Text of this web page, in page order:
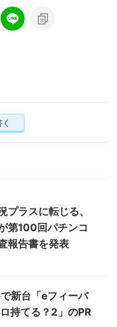
プラスに転じる、
第100回パチンコ
報告書を発表
新台「eフィーバ
持てる？2」のPR